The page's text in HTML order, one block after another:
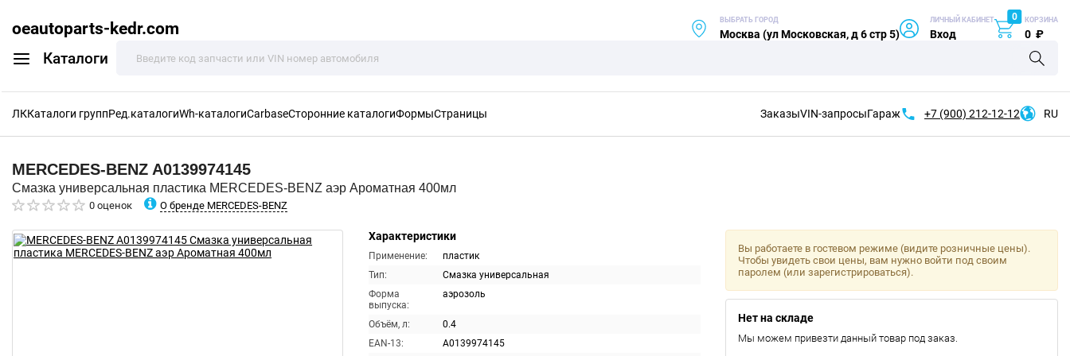
oeautoparts-kedr.com
Каталоги
ВЫБРАТЬ ГОРОД
Москва (ул Московская, д 6 стр 5)
ЛИЧНЫЙ КАБИНЕТ
Вход
0 КОРЗИНА
0 ₽
ЛККаталоги группРед.каталогиWh-каталогиCarbaseСторонние каталогиФормыСтраницы ЗаказыVIN-запросыГараж +7 (900) 212-12-12 RU
MERCEDES-BENZ A0139974145
Смазка универсальная пластика MERCEDES-BENZ аэр Ароматная 400мл
0 оценок О бренде MERCEDES-BENZ
Характеристики
Применение:
пластик
Тип:
Смазка универсальная
Форма
выпуска:
аэрозоль
Объём, л:
0.4
EAN-13:
A0139974145
Вы работаете в гостевом режиме (видите розничные цены).
Чтобы увидеть свои цены, вам нужно войти под своим
паролем (или зарегистрироваться).
Нет на складе
Мы можем привезти данный товар под заказ.